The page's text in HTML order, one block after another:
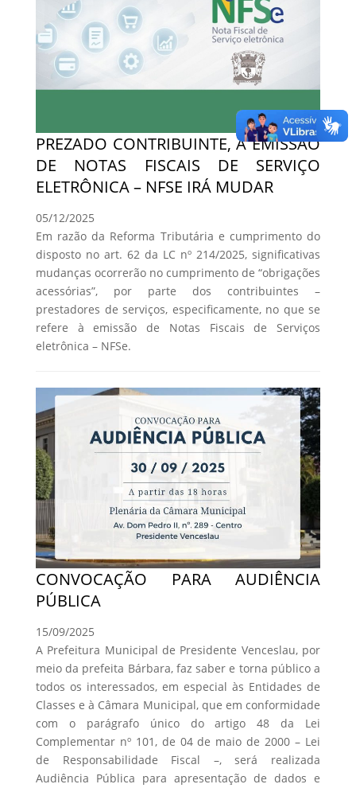
PREZADO CONTRIBUINTE, A EMISSÃO
DE NOTAS FISCAIS DE SERVIÇO
ELETRÔNICA – NFSE IRÁ MUDAR
05/12/2025
Em razão da Reforma Tributária e cumprimento do
disposto no art. 62 da LC nº 214/2025, significativas
mudanças ocorrerão no cumprimento de “obrigações
acessórias”, por parte dos contribuintes –
prestadores de serviços, especificamente, no que se
refere à emissão de Notas Fiscais de Serviços
eletrônica – NFSe.
CONVOCAÇÃO PARA AUDIÊNCIA
PÚBLICA
15/09/2025
A Prefeitura Municipal de Presidente Venceslau, por
meio da prefeita Bárbara, faz saber e torna público a
todos os interessados, em especial às Entidades de
Classes e à Câmara Municipal, que em conformidade
com o parágrafo único do artigo 48 da Lei
Complementar nº 101, de 04 de maio de 2000 – Lei
de Responsabilidade Fiscal –, será realizada
Audiência Pública para apresentação de dados e